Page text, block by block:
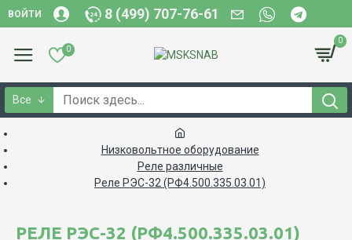
ВОЙТИ 8 (499) 707-76-61
0
0
Все
Низковольтное оборудование
Реле различные
Реле РЭС-32 (РФ4.500.335.03.01)
РЕЛЕ РЭС-32 (РФ4.500.335.03.01)